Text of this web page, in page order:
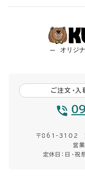
ご注文・
〒861-3102 熊
営
定休日：日・祝